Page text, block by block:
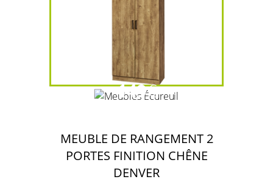
149€
MEUBLE DE RANGEMENT 2
PORTES FINITION CHÊNE
DENVER